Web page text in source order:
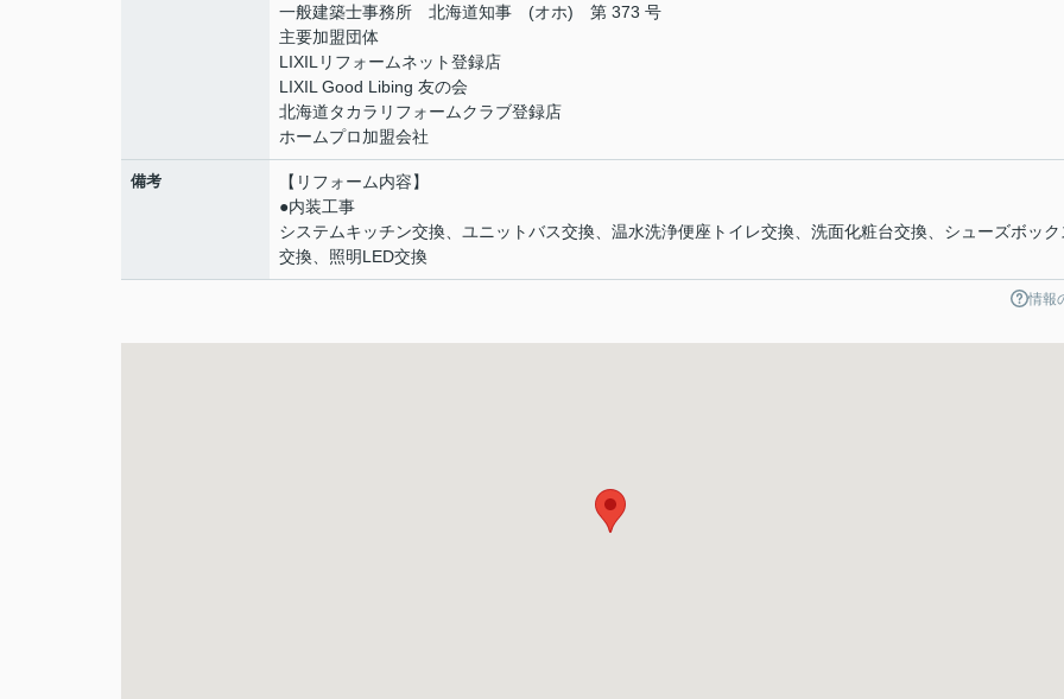
一般建築士事務所 北海道知事 (オホ) 第 373 号
主要加盟団体
LIXILリフォームネット登録店
LIXIL Good Libing 友の会
北海道タカラリフォームクラブ登録店
ホームプロ加盟会社
備考
【リフォーム内容】
●内装工事
システムキッチン交換、ユニットバス交換、温水洗浄便座トイレ交換、洗面化粧台交換、シューズボック
交換、照明LED交換
情報